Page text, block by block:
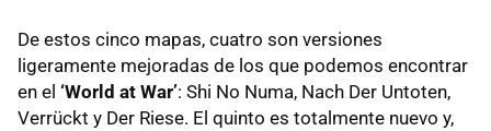
De estos cinco mapas, cuatro son versiones
ligeramente mejoradas de los que podemos encontrar
en el ‘World at War’: Shi No Numa, Nach Der Untoten,
Verrückt y Der Riese. El quinto es totalmente nuevo y,